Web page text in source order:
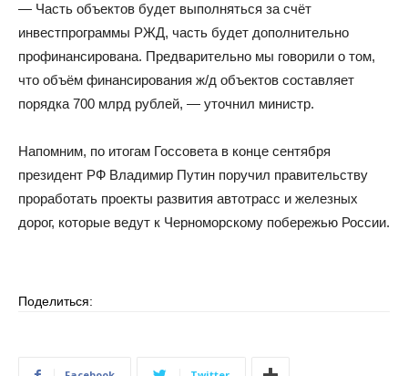
— Часть объектов будет выполняться за счёт
инвестпрограммы РЖД, часть будет дополнительно
профинансирована. Предварительно мы говорили о том,
что объём финансирования ж/д объектов составляет
порядка 700 млрд рублей, — уточнил министр.
Напомним, по итогам Госсовета в конце сентября
президент РФ Владимир Путин поручил правительству
проработать проекты развития автотрасс и железных
дорог, которые ведут к Черноморскому побережью России.
Поделиться: